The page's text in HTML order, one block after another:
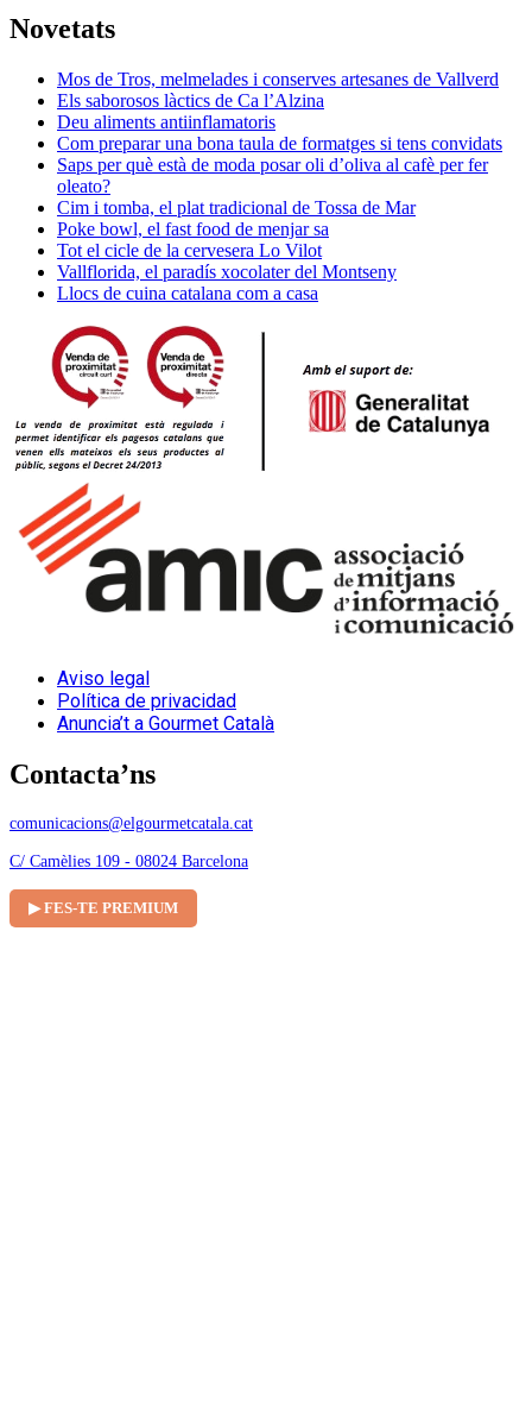
Novetats
Mos de Tros, melmelades i conserves artesanes de Vallverd
Els saborosos làctics de Ca l’Alzina
Deu aliments antiinflamatoris
Com preparar una bona taula de formatges si tens convidats
Saps per què està de moda posar oli d’oliva al cafè per fer
oleato?
Cim i tomba, el plat tradicional de Tossa de Mar
Poke bowl, el fast food de menjar sa
Tot el cicle de la cervesera Lo Vilot
Vallflorida, el paradís xocolater del Montseny
Llocs de cuina catalana com a casa
Aviso legal
Política de privacidad
Anuncia’t a Gourmet Català
Contacta’ns
comunicacions@elgourmetcatala.cat
C/ Camèlies 109 - 08024 Barcelona
▶ FES-TE PREMIUM